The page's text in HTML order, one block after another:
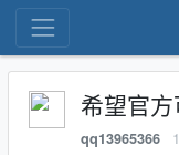
希望官
qq13965366